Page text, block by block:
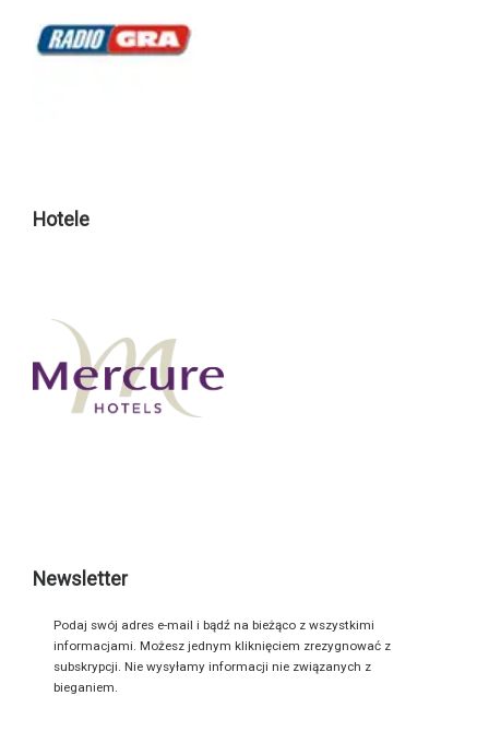
Hotele
Newsletter
Podaj swój adres e-mail i bądź na bieżąco z wszystkimi
informacjami. Możesz jednym kliknięciem zrezygnować z
subskrypcji. Nie wysyłamy informacji nie związanych z
bieganiem.